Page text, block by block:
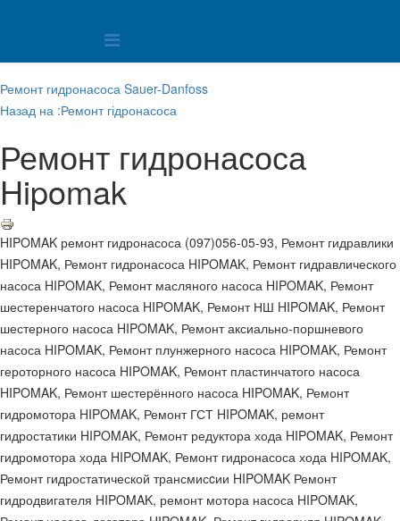
Ремонт гидронасоса Sauer-Danfoss
Назад на :Ремонт гідронасоса
Ремонт гидронасоса
Hipomak
HIPOMAK ремонт гидронасоса (097)056-05-93, Ремонт гидравлики
HIPOMAK, Ремонт гидронасоса HIPOMAK, Ремонт гидравлического
насоса HIPOMAK, Ремонт масляного насоса HIPOMAK, Ремонт
шестеренчатого насоса HIPOMAK, Ремонт НШ HIPOMAK, Ремонт
шестерного насоса HIPOMAK, Ремонт аксиально-поршневого
насоса HIPOMAK, Ремонт плунжерного насоса HIPOMAK, Ремонт
героторного насоса HIPOMAK, Ремонт пластинчатого насоса
HIPOMAK, Ремонт шестерённого насоса HIPOMAK, Ремонт
гидромотора HIPOMAK, Ремонт ГСТ HIPOMAK, ремонт
гидростатики HIPOMAK, Ремонт редуктора хода HIPOMAK, Ремонт
гидромотора хода HIPOMAK, Ремонт гидронасоса хода HIPOMAK,
Ремонт гидростатической трансмисcии HIPOMAK Ремонт
гидродвигателя HIPOMAK, ремонт мотора насоса HIPOMAK,